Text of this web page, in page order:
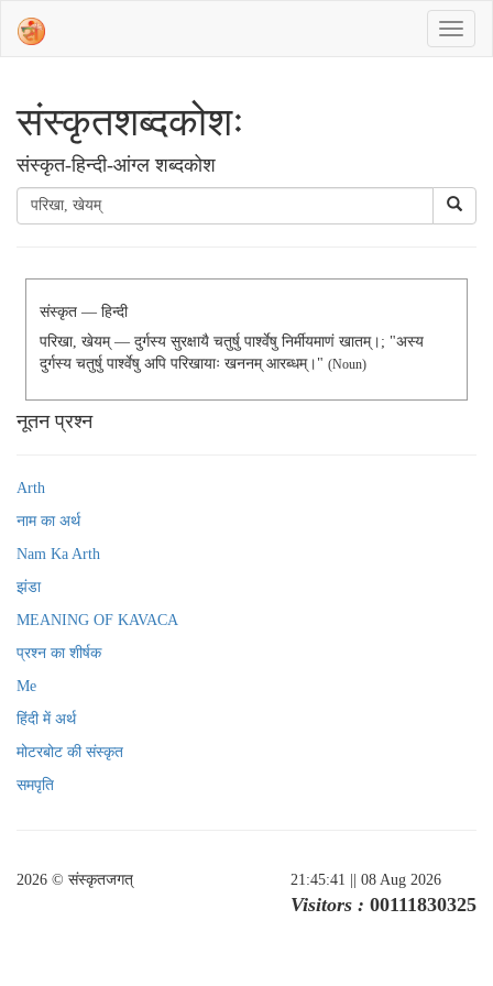
संस्‍कृतशब्‍दकोशः
संस्‍कृत-हिन्दी-आंग्ल शब्दकोश
संस्कृत — हिन्दी
परिखा, खेयम् — दुर्गस्य सुरक्षायै चतुर्षु पार्श्वेषु निर्मीयमाणं खातम्।; "अस्य
दुर्गस्य चतुर्षु पार्श्वेषु अपि परिखायाः खननम् आरब्धम्।" (noun)
नूतन प्रश्न
Arth
नाम का अर्थ
Nam Ka Arth
झंडा
MEANING OF KAVACA
प्रश्न का शीर्षक
Me
हिंदी में अर्थ
मोटरबोट की संस्कृत
समपृति
2026 © संस्कृतजगत् 21:45:41 || 08 Aug 2026
Visitors : 00111830325